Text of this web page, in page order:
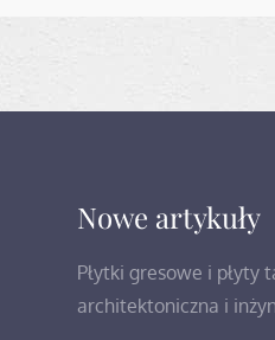
Nowe artykuły
Płytki gresowe i płyty
architektoniczna i